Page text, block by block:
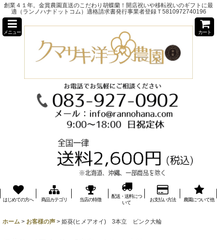
創業４１年。金賞農園直送のこだわり胡蝶蘭！開店祝いや移転祝いのギフトに最
適（ランノハナドットコム）適格請求書発行事業者登録Ｔ5810972740196
メニュー カート
はじめての方へ 商品カテゴリ 当店の特徴
配送・送料につ
いて
お支払い方法 農園について他
ホーム > お客様の声 > 姫葵(ヒメアオイ) 3本立 ピンク大輪